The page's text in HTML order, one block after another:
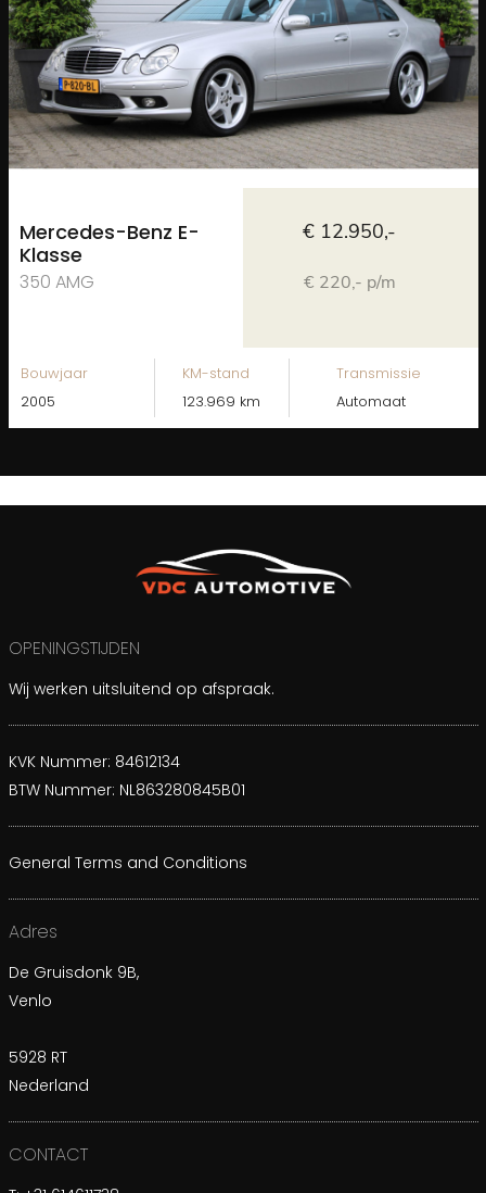
Mercedes-Benz E-
Klasse
350 AMG
€ 12.950,-
€ 220,- p/m
Bouwjaar
2005
KM-stand
123.969 km
Transmissie
Automaat
OPENINGSTIJDEN
Wij werken uitsluitend op afspraak.
KVK Nummer: 84612134
BTW Nummer: NL863280845B01
General Terms and Conditions
Adres
De Gruisdonk 9B,
Venlo
5928 RT
Nederland
CONTACT